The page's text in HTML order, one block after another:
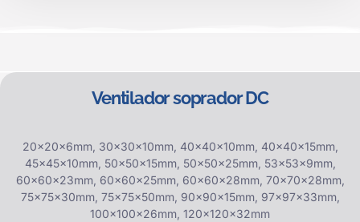
Ventilador soprador DC
20x20x6mm, 30x30x10mm, 40x40x10mm, 40x40x15mm,
45x45x10mm, 50x50x15mm, 50x50x25mm, 53x53x9mm,
60x60x23mm, 60x60x25mm, 60x60x28mm, 70x70x28mm,
75x75x30mm, 75x75x50mm, 90x90x15mm, 97x97x33mm,
100x100x26mm, 120x120x32mm